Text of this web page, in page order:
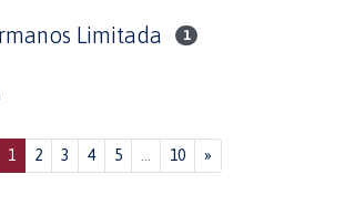
Limitada 1
1 (current)
2 3 4 5 10 »